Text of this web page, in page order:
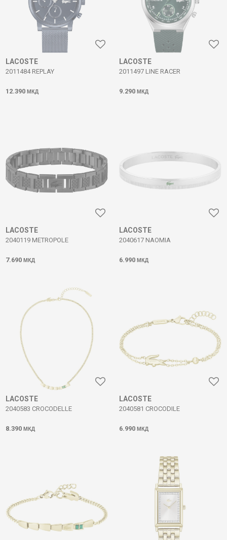
LACOSTE
2011484 REPLAY
12.390 МКД
LACOSTE
2011497 LINE RACER
9.290 МКД
LACOSTE
2040119 METROPOLE
7.690 МКД
LACOSTE
2040617 NAOMIA
6.990 МКД
LACOSTE
2040583 CROCODELLE
8.390 МКД
LACOSTE
2040581 CROCODILE
6.990 МКД